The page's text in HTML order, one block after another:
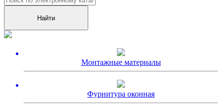
Монтажные материалы
Фурнитура оконная